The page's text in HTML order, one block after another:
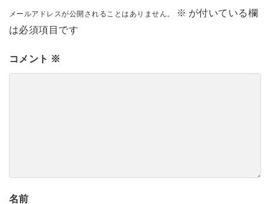
メールアドレスが公開されることはありません。 ※ が付いている欄
は必須項目です
コメント ※
名前